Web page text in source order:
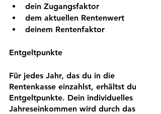
dein Zugangsfaktor
dem aktuellen Rentenwert
deinem Rentenfaktor
Entgeltpunkte
Für jedes Jahr, das du in die
Rentenkasse einzahlst, erhältst du
Entgeltpunkte. Dein individuelles
Jahreseinkommen wird durch das